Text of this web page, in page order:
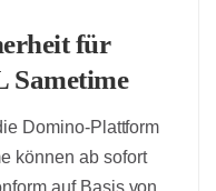
für
Sametime
Domino‑Plattform
können ab sofort
auf Basis von